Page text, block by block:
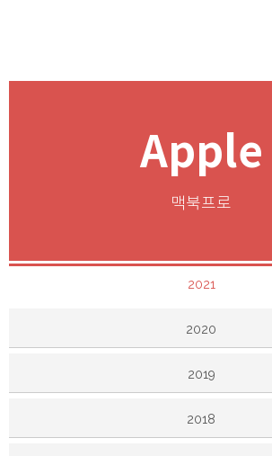
Apple
맥북프로
2021
2020
2019
2018